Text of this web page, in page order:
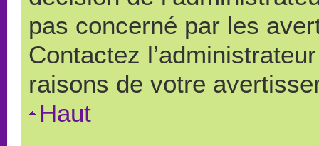
pas concerné par les
Contactez
raisons de votre
Haut